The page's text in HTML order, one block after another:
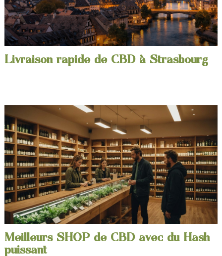
Livraison rapide de CBD à Strasbourg
Meilleurs SHOP de CBD avec du Hash
puissant